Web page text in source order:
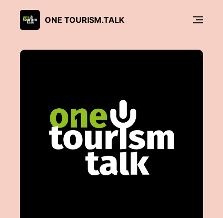
ONE TOURISM.TALK